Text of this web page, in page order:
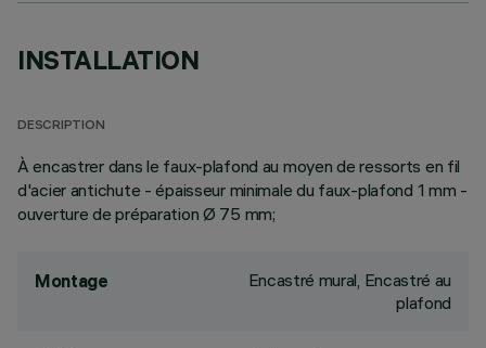
INSTALLATION
DESCRIPTION
À encastrer dans le faux-plafond au moyen de ressorts en fil
d'acier antichute - épaisseur minimale du faux-plafond 1 mm -
ouverture de préparation Ø 75 mm;
Montage
Encastré mural, Encastré au
plafond